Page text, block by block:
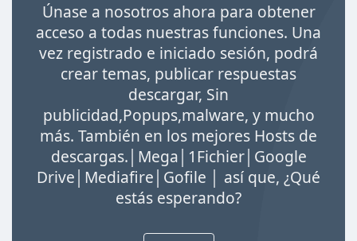
o
Únase a nosotros ahora para obtener
acceso a todas nuestras funciones. Una
vez registrado e iniciado sesión, podrá
crear temas, publicar respuestas
descargar, Sin
publicidad,Popups,malware, y mucho
más. También en los mejores Hosts de
descargas.│Mega│1Fichier│Google
Drive│Mediafire│Gofile │ así que, ¿Qué
estás esperando?